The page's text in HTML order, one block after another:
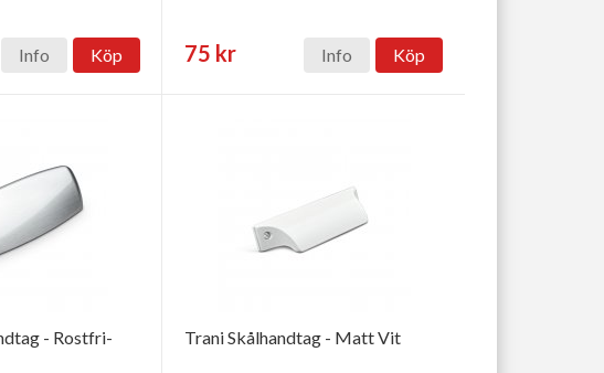
Info Köp 75 kr Info Köp
- Rostfri-
Trani Skålhandtag - Matt Vit